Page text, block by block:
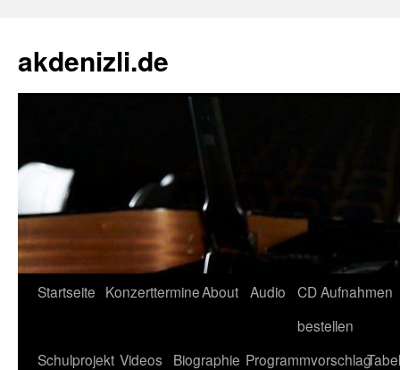
akdenizli.de
Zum
springen
Startseite KonzerttermineAbout Audio
CD Aufnahmen
bestellen
Schulprojekt Videos Biographie Programmvorschlag